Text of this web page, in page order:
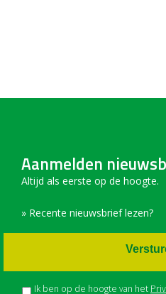
Aanmelden
Altijd als eerste op de hoogte.
» Recente nieuwsbrief lezen?
Ik ben op de hoogte van het